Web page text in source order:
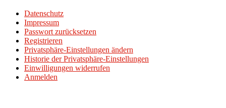
Datenschutz
Impressum
Passwort zurücksetzen
Registrieren
Privatsphäre-Einstellungen ändern
Historie der Privatsphäre-Einstellungen
Einwilligungen widerrufen
Anmelden